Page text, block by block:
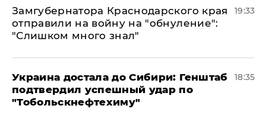
Замгубернатора Краснодарского края
отправили на войну на "обнуление":
"Слишком много знал"
19:33
Украина достала до Сибири: Генштаб
подтвердил успешный удар по
"Тобольскнефтехиму"
18:35